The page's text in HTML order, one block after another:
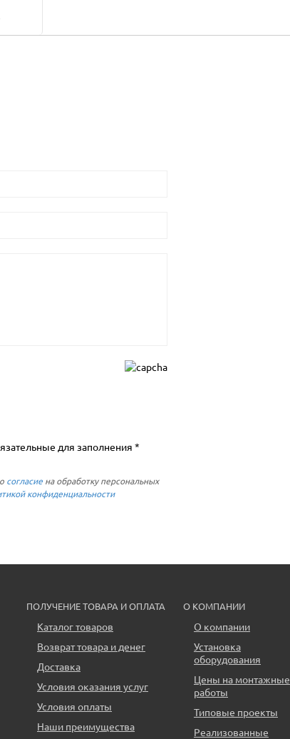
для заполнения *
согласие на обработку персональных
конфиденциальности
ПОЛУЧЕНИЕ ТОВАРА И ОПЛАТА
Каталог товаров
Возврат товара и денег
Доставка
Условия оказания услуг
Условия оплаты
Наши преимущества
О КОМПАНИИ
О компании
Установка
оборудования
Цены на монтажные
работы
Типовые проекты
Реализованные